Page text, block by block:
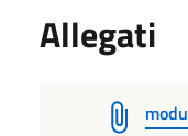
Allegati